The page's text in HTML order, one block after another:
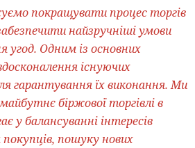
покращувати процес торгів
найзручніші умови
угод. Одним із основних
існуючих
гарантування їх виконання. Ми
біржової торгівлі в
у балансуванні інтересів
пошуку нових